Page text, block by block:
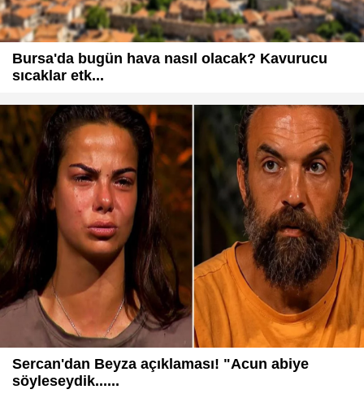
Bursa'da bugün hava nasıl olacak? Kavurucu
sıcaklar etk...
Sercan'dan Beyza açıklaması! "Acun abiye
söyleseydik......